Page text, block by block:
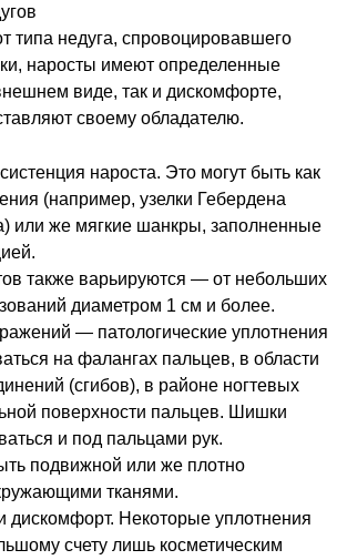
типа недуга, спровоцировавшего
наросты имеют определенные
виде, так и дискомфорте,
своему обладателю.
нароста. Это могут быть как
(например, узелки Гебердена
или же мягкие шанкры, заполненные
также варьируются — от небольших
диаметром 1 см и более.
— патологические уплотнения
на фалангах пальцев, в области
(сгибов), в районе ногтевых
поверхности пальцев. Шишки
и под пальцами рук.
подвижной или же плотно
тканями.
дискомфорт. Некоторые уплотнения
счету лишь косметическим